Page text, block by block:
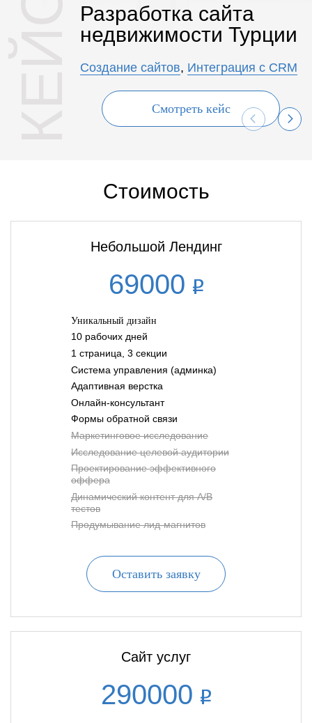
Разработка сайта
недвижимости Турции
Создание сайтов, Интеграция с CRM
Смотреть кейс
Стоимость
Небольшой Лендинг
69000
Уникальный дизайн
10 рабочих дней
1 страница, 3 секции
Система управления (админка)
Адаптивная верстка
Онлайн-консультант
Формы обратной связи
Маркетинговое исследование
Исследование целевой аудитории
Проектирование эффективного
оффера
Динамический контент для A/B
тестов
Продумывание лид-магнитов
Оставить заявку
Сайт услуг
290000